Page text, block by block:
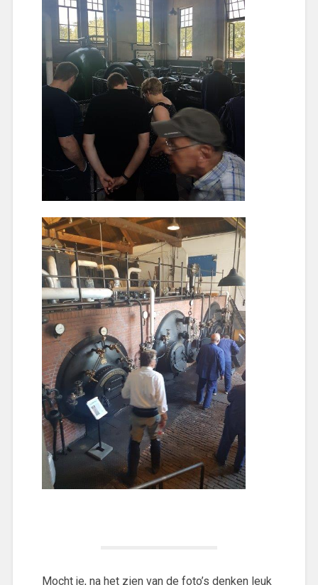
Mocht je, na het zien van de foto’s denken leuk